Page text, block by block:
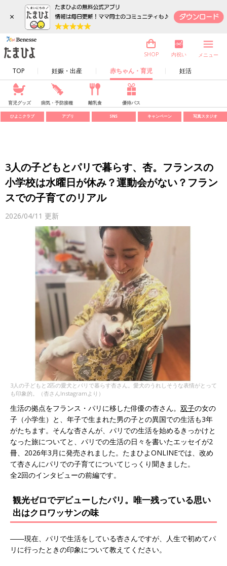
×
TOP 妊娠・出産 赤ちゃん・育児 妊活
SHOP 内祝い メニュー
育児グッズ 病気・予防接種 離乳食 優待パス
ひよこクラブ アプリ SNS キャンペーン 写真スタジオ
3人の子どもとパリで暮らす、杏。フランスの
小学校は水曜日が休み？運動会がない？フラン
スでの子育てのリアル
2026/04/11 更新
3人の子どもと2匹の愛犬とパリで暮らす杏さん。愛犬のうれしそうな表情がとって
も印象的。（杏さんInstagramより）
生活の拠点をフランス・パリに移した俳優の杏さん。 双子の女の
子（小学生）と、年子で生まれた男の子との異国での生活も3年
がたちます。そんな杏さんが、パリでの生活を始めるきっかけと
なった旅についてと、パリでの生活の日々を書いたエッセイが2
冊、2026年3月に発売されました。たまひよONLINEでは、改め
て杏さんにパリでの子育てについてじっくり聞きました。
全2回のインタビューの前編です。
観光ゼロでデビューしたパリ。唯一残っている思い
出はクロワッサンの味
――現在、パリで生活をしている杏さんですが、人生で初めてパ
リに行ったときの印象について教えてください。